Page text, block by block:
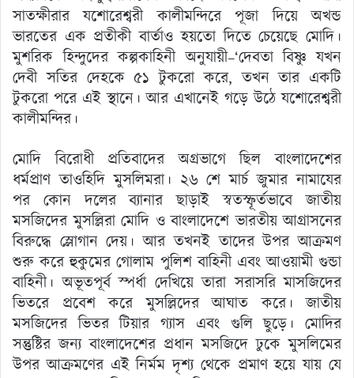
সাতক্ষীরার যশোরেশ্বরী কালীমন্দিরে পূজা দিয়ে অখন্ড
ভারতের এক প্রতীকী বার্তাও হয়তো দিতে চেয়েছে মোদি।
মুশরিক হিন্দুদের কল্পকাহিনী অনুযায়ী–‘দেবতা বিষ্ণু যখন
দেবী সতির দেহকে ৫১ টুকরো করে, তখন তার একটি
টুকরো পরে এই স্থানে। আর এখানেই গড়ে উঠে যশোরেশ্বরী
কালীমন্দির।
মোদি বিরোধী প্রতিবাদের অগ্রভাগে ছিল বাংলাদেশের
ধর্মপ্রাণ তাওহিদি মুসলিমরা। ২৬ শে মার্চ জুমার নামাযের
পর কোন দলের ব্যানার ছাড়াই স্বতস্ফূর্তভাবে জাতীয়
মসজিদের মুসল্লিরা মোদি ও বাংলাদেশে ভারতীয় আগ্রাসনের
বিরুদ্ধে স্লোগান দেয়। আর তখনই তাদের উপর আক্রমণ
শুরু করে হুকুমের গোলাম পুলিশ বাহিনী এবং আওয়ামী গুন্ডা
বাহিনী। অভূতপূর্ব স্পর্ধা দেখিয়ে তারা সরাসরি মাসজিদের
ভিতরে প্রবেশ করে মুসল্লিদের আঘাত করে। জাতীয়
মসজিদের ভিতর টিয়ার গ্যাস এবং গুলি ছুড়ে। মোদির
সন্তুষ্টির জন্য বাংলাদেশের প্রধান মসজিদে ঢুকে মুসলিমের
উপর আক্রমণের এই নির্মম দৃশ্য থেকে প্রমাণ হয়ে যায় যে